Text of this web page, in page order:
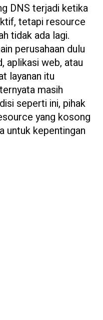
DNS terjadi ketika
tetapi resource
tidak ada lagi.
perusahaan dulu
aplikasi web, atau
layanan itu
masih
seperti ini, pihak
yang kosong
untuk kepentingan